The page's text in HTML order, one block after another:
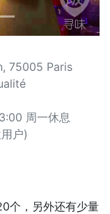
75005 Paris
周一休息
户)
个，另外还有少量